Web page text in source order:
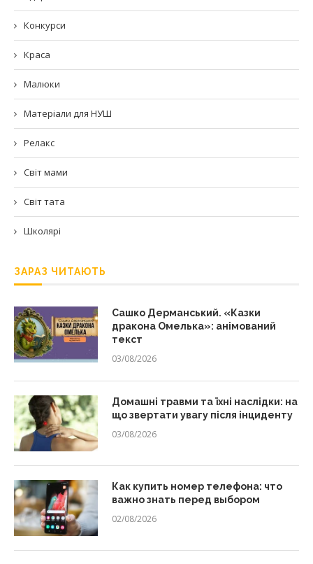
Конкурси
Краса
Малюки
Матеріали для НУШ
Релакс
Світ мами
Світ тата
Школярі
ЗАРАЗ ЧИТАЮТЬ
Сашко Дерманський. «Казки
дракона Омелька»: анімований
текст
03/08/2026
Домашні травми та їхні наслідки: на
що звертати увагу після інциденту
03/08/2026
Как купить номер телефона: что
важно знать перед выбором
02/08/2026